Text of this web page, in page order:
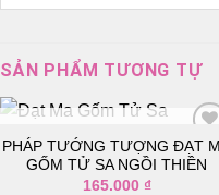
SẢN PHẨM TƯƠNG TỰ
TẠM HẾT HÀNG
PHÁP TƯỚNG TƯỢNG ĐẠT
GỐM TỬ SA NGỒI THIỀN
165.000 ₫